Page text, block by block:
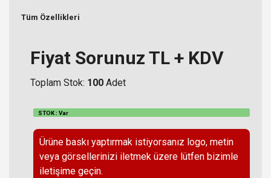
Tüm Özellikleri
Fiyat Sorunuz TL + KDV
Toplam Stok: 100 Adet
STOK : Var
Ürüne baskı yaptırmak istiyorsanız logo, metin
veya görsellerinizi iletmek üzere lütfen bizimle
iletişime geçin.